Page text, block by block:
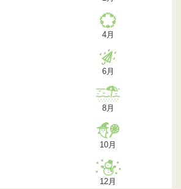
4月
6月
8月
10月
12月